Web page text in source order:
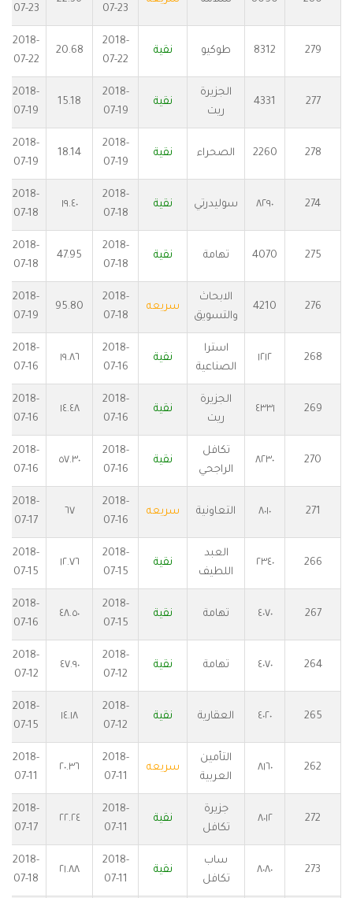
07-23
07-23
279
8312 طوكيو نقية
2018-
07-22
20.68
2018-
07-22
277
4331
الجزيرة
ريت
نقية
2018-
07-19
15.18
2018-
07-19
278
2260 الصحراء نقية
2018-
07-19
18.14
2018-
07-19
274 ٨٢٩٠ سوليدرتي نقية
2018-
07-18
١٩.٤٠
2018-
07-18
275
4070 تهامة نقية
2018-
07-18
47.95
2018-
07-18
276
4210
الابحاث
والتسويق
سريعه
2018-
07-18
95.80
2018-
07-19
268 ١٢١٢
استرا
الصناعية
نقية
2018-
07-16
١٩.٨٦
2018-
07-16
269 ٤٣٣١
الجزيرة
ريت
نقية
2018-
07-16
١٤.٤٨
2018-
07-16
270 ٨٢٣٠
تكافل
الراجحي
نقية
2018-
07-16
٥٧.٣٠
2018-
07-16
271 ٨٠١٠ التعاونية سريعه
2018-
07-16
٦٧
2018-
07-17
266 ٢٣٤٠
العبد
اللطيف
نقية
2018-
07-15
١٢.٧٦
2018-
07-15
267 ٤٠٧٠ تهامة نقية
2018-
07-15
٤٨.٥٠
2018-
07-16
264 ٤٠٧٠ تهامة نقية
2018-
07-12
٤٧.٩٠
2018-
07-12
265 ٤٠٢٠ العقارية نقية
2018-
07-12
١٤.١٨
2018-
07-15
262 ٨١٦٠
التأمين
العربية
سريعه
2018-
07-11
٢٠.٣٦
2018-
07-11
272 ٨٠١٢
جزيرة
تكافل
نقية
2018-
07-11
٢٢.٢٤
2018-
07-17
273 ٨٠٨٠
ساب
تكافل
نقية
2018-
07-11
٢١.٨٨
2018-
07-18